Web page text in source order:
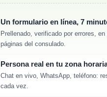
Un formulario en línea, 7
Prellenado, verificado por errores,
páginas del consulado.
Persona real en tu zona
Chat en vivo, WhatsApp, teléfono:
cada vez.